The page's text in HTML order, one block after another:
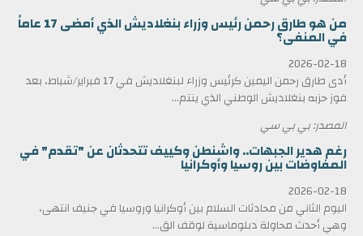
من هو طارق رحمن رئيس وزراء بنغلاديش الذي أمضى 17 عاماً
في المنفى؟
2026-02-18
أدى طارق رحمن اليمين كرئيس وزراء لبنغلاديش في 17 فبراير/شباط، بعد
فوز حزبه بنغلاديش الوطني الذي ينتم...
المصدر: بي بي سي
رغم هدير الجبهات.. واشنطن وكييف تتحدثان عن "تقدم" في
المفاوضات بين روسيا وأوكرانيا
2026-02-18
اليوم الثاني من محادثات السلام بين أوكرانيا وروسيا في جنيف انتهى،
وهي أحدث محاولة دبلوماسية لوقف الق...